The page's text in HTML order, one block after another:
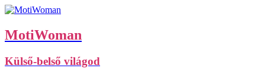
MotiWoman
Külső-belső világod